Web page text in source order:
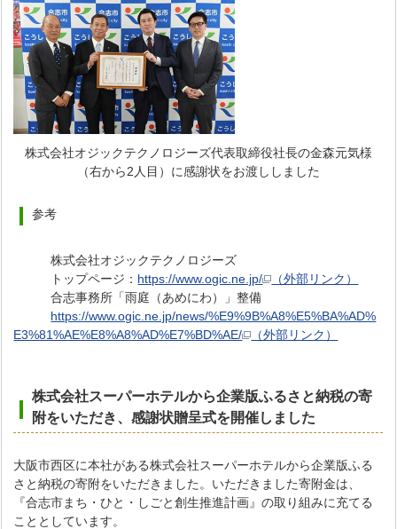
株式会社オジックテクノロジーズ代表取締役社長の金森元気様
（右から2人目）に感謝状をお渡ししました
参考
株式会社オジックテクノロジーズ
トップページ： https://www.ogic.ne.jp/
（外部リンク）
合志事務所「雨庭（あめにわ）」整備
https://www.ogic.ne.jp/news/%E9%9B%A8%E5%BA%AD%
E3%81%AE%E8%A8%AD%E7%BD%AE/
（外部リンク）
株式会社スーパーホテルから企業版ふるさと納税の寄
附をいただき、感謝状贈呈式を開催しました
大阪市西区に本社がある株式会社スーパーホテルから企業版ふる
さと納税の寄附をいただきました。いただきました寄附金は、
『合志市まち・ひと・しごと創生推進計画』の取り組みに充てる
こととしています。